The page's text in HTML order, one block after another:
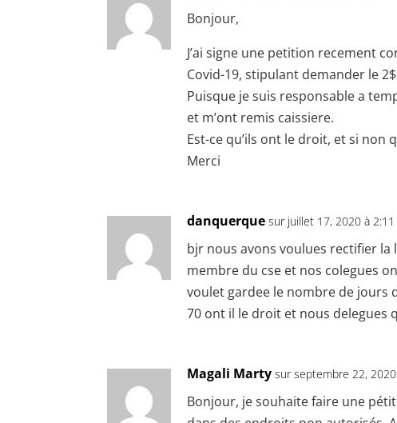
Bonjour,
J’ai signe une petition recement
Covid-19, stipulant demander le
Puisque je suis responsable a
et m’ont remis caissiere.
Est-ce qu’ils ont le droit, et si non
Merci
danquerque sur juillet 17, 2020 à
bjr nous avons voulues rectifier
membre du cse et nos colegues
voulet gardee le nombre de jours
70 ont il le droit et nous delegues
Magali Marty sur septembre 22,
Bonjour, je souhaite faire une